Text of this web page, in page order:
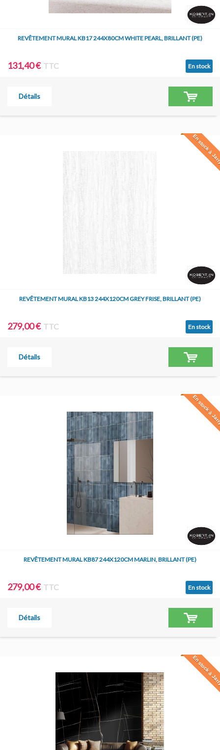
REVÊTEMENT MURAL KB17 244X80CM WHITE PEARL, BRILLANT (PE)
131,40 € TTC En stock
Détails
En stock à
REVÊTEMENT MURAL KB13 244X120CM GREY FRISE, BRILLANT (PE)
279,00 € TTC En stock
Détails
En stock à
REVÊTEMENT MURAL KB87 244X120CM MARLIN, BRILLANT (PE)
279,00 € TTC En stock
Détails
En stock à